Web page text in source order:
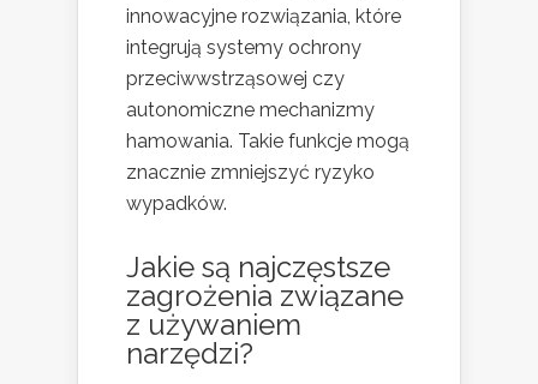
innowacyjne rozwiązania, które
integrują systemy ochrony
przeciwwstrząsowej czy
autonomiczne mechanizmy
hamowania. Takie funkcje mogą
znacznie zmniejszyć ryzyko
wypadków.
Jakie są najczęstsze
zagrożenia związane
z używaniem
narzędzi?